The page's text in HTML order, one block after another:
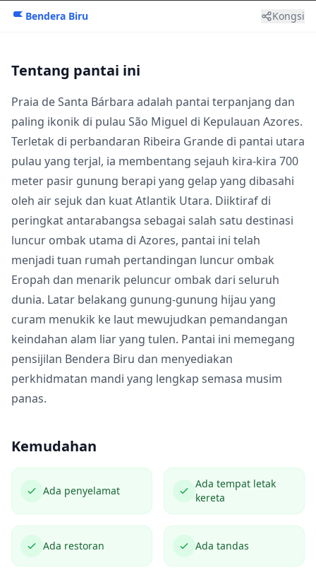
Bendera Biru Kongsi
Tentang pantai ini
Praia de Santa Bárbara adalah pantai terpanjang dan
paling ikonik di pulau São Miguel di Kepulauan Azores.
Terletak di perbandaran Ribeira Grande di pantai utara
pulau yang terjal, ia membentang sejauh kira-kira 700
meter pasir gunung berapi yang gelap yang dibasahi
oleh air sejuk dan kuat Atlantik Utara. Diiktiraf di
peringkat antarabangsa sebagai salah satu destinasi
luncur ombak utama di Azores, pantai ini telah
menjadi tuan rumah pertandingan luncur ombak
Eropah dan menarik peluncur ombak dari seluruh
dunia. Latar belakang gunung-gunung hijau yang
curam menukik ke laut mewujudkan pemandangan
keindahan alam liar yang tulen. Pantai ini memegang
pensijilan Bendera Biru dan menyediakan
perkhidmatan mandi yang lengkap semasa musim
panas.
Kemudahan
Ada penyelamat
Ada tempat letak
kereta
Ada restoran Ada tandas